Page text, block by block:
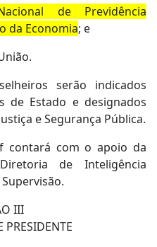
de Previdência
da Economia; e
serão indicados
de Estado e designados
e Segurança Pública.
contará com o apoio da
de Inteligência
III
PRESIDENTE